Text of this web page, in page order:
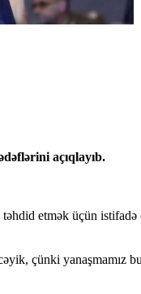
açıqlayıb.
etmək üçün
çünki yanaşmamız